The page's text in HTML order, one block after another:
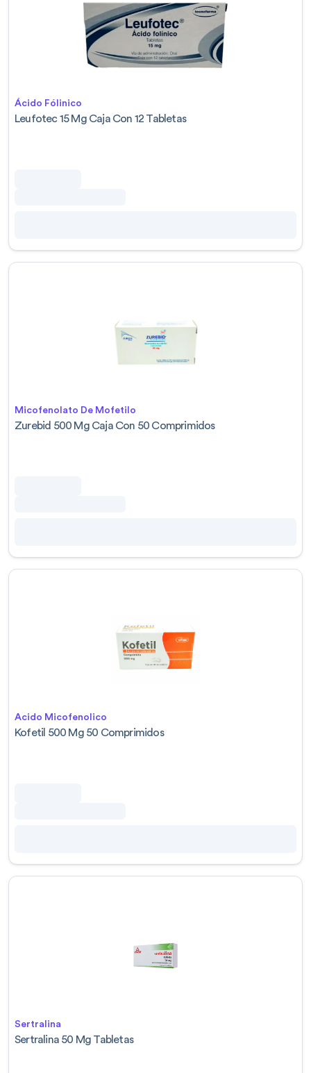
Ácido Fólinico
Leufotec 15 Mg Caja Con 12 Tabletas
Micofenolato De Mofetilo
Zurebid 500 Mg Caja Con 50 Comprimidos
Acido Micofenolico
Kofetil 500 Mg 50 Comprimidos
Sertralina
Sertralina 50 Mg Tabletas